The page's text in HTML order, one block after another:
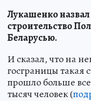
Лукашенко назвал
строительство
Беларусью.
И сказал, что на
госграницы такая
прошло больше
тысяч человек (